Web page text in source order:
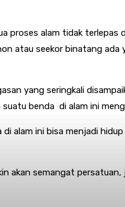
proses alam tidak terlepas
atau seekor binatang
yang seringkali
benda di alam ini
alam ini bisa menjadi
akan semangat